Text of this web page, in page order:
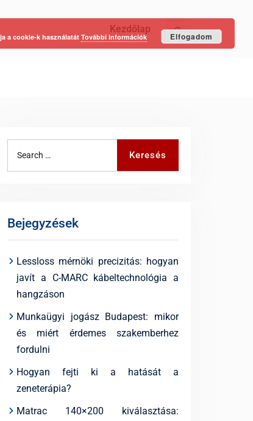
Kezdőlap Keresés
Keresés
Bejegyzések
Lessloss mérnöki precizitás: hogyan
javít a C-MARC kábeltechnológia a
hangzáson
Munkaügyi jogász Budapest: mikor
és miért érdemes szakemberhez
fordulni
Hogyan fejti ki a hatását a
zeneterápia?
Matrac 140×200 kiválasztása:
a cookie-k használatát További információk Elfogadom